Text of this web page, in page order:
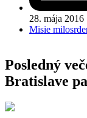
28. mája 2016
Misie
Posledný
Bratislave